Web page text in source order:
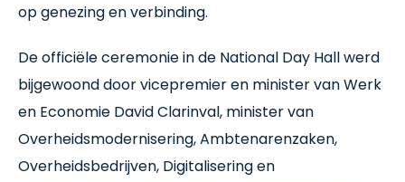
op genezing en verbinding.
De officiële ceremonie in de National Day Hall werd
bijgewoond door vicepremier en minister van Werk
en Economie David Clarinval, minister van
Overheidsmodernisering, Ambtenarenzaken,
Overheidsbedrijven, Digitalisering en